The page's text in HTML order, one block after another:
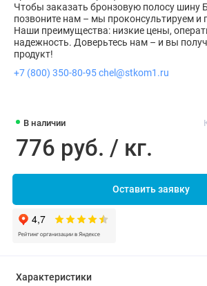
В наличии
776 руб. / кг.
Оставить заявку
Чтобы заказать бронзовую полосу шину
позвоните нам – мы проконсультируем и
Наши преимущества: низкие цены,
надежность. Доверьтесь нам – и вы
продукт!
+7 (800) 350-80-95chel@stkom1.ru
Характеристики